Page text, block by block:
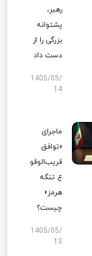
رهبر،
پشتوانه
بزرگی را از
دست داد
1405/05/
14
ماجرای
«توافق
قریب‌الوقو
ع تنگه
هرمز»
چیست؟
1405/05/
13